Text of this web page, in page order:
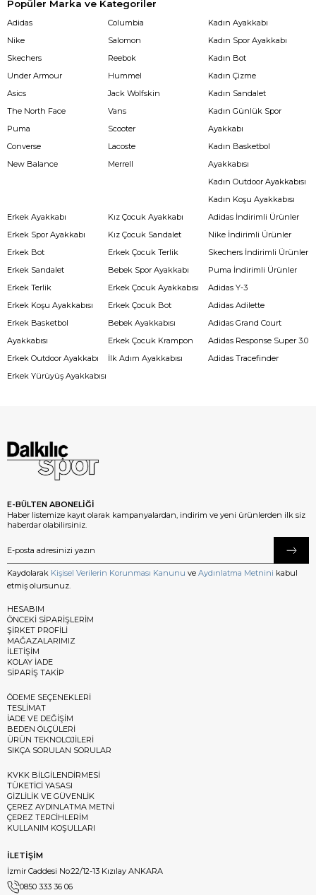
Popüler Marka ve Kategoriler
Adidas
Nike
Skechers
Under Armour
Asics
The North Face
Puma
Converse
New Balance
Columbia
Salomon
Reebok
Hummel
Jack Wolfskin
Vans
Scooter
Lacoste
Merrell
Kadın Ayakkabı
Kadın Spor Ayakkabı
Kadın Bot
Kadın Çizme
Kadın Sandalet
Kadın Günlük Spor
Ayakkabı
Kadın Basketbol
Ayakkabısı
Kadın Outdoor Ayakkabısı
Kadın Koşu Ayakkabısı
Erkek Ayakkabı
Erkek Spor Ayakkabı
Erkek Bot
Erkek Sandalet
Erkek Terlik
Erkek Koşu Ayakkabısı
Erkek Basketbol
Ayakkabısı
Erkek Outdoor Ayakkabı
Erkek Yürüyüş Ayakkabısı
Kız Çocuk Ayakkabı
Kız Çocuk Sandalet
Erkek Çocuk Terlik
Bebek Spor Ayakkabı
Erkek Çocuk Ayakkabısı
Erkek Çocuk Bot
Bebek Ayakkabısı
Erkek Çocuk Krampon
İlk Adım Ayakkabısı
Adidas İndirimli Ürünler
Nike İndirimli Ürünler
Skechers İndirimli Ürünler
Puma İndirimli Ürünler
Adidas Y-3
Adidas Adilette
Adidas Grand Court
Adidas Response Super 3.0
Adidas Tracefinder
E-BÜLTEN ABONELİĞİ
Haber listemize kayıt olarak kampanyalardan, indirim ve yeni ürünlerden ilk siz
haberdar olabilirsiniz.
Kaydolarak Kişisel Verilerin Korunması Kanunu ve Aydınlatma Metnini kabul
etmiş olursunuz.
HESABIM
ÖNCEKİ SİPARİŞLERİM
ŞİRKET PROFİLİ
MAĞAZALARIMIZ
İLETİŞİM
KOLAY İADE
SİPARİŞ TAKİP
ÖDEME SEÇENEKLERİ
TESLİMAT
İADE VE DEĞİŞİM
BEDEN ÖLÇÜLERİ
ÜRÜN TEKNOLOJİLERİ
SIKÇA SORULAN SORULAR
KVKK BİLGİLENDİRMESİ
TÜKETİCİ YASASI
GİZLİLİK VE GÜVENLİK
ÇEREZ AYDINLATMA METNİ
ÇEREZ TERCİHLERİM
KULLANIM KOŞULLARI
İLETİŞİM
İzmir Caddesi No:22/12-13 Kızılay ANKARA
0850 333 36 06